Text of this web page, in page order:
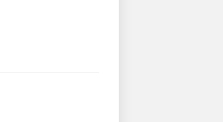
to a panoramic view of
waters. As the yacht